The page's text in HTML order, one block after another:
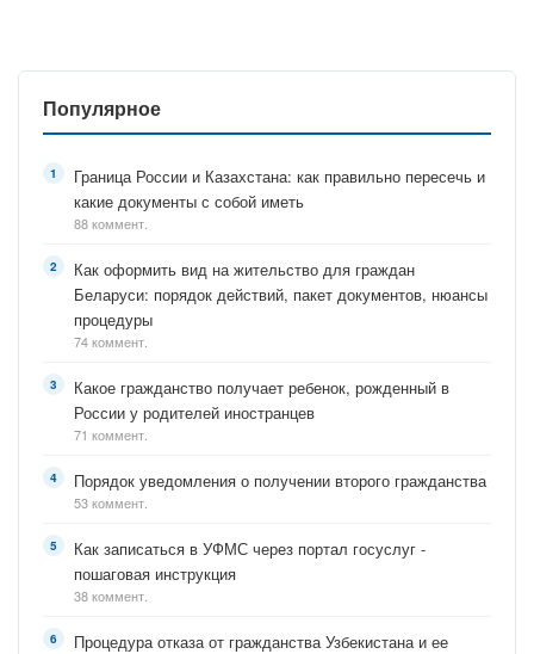
Популярное
Граница России и Казахстана: как правильно пересечь и
какие документы с собой иметь
88 коммент.
Как оформить вид на жительство для граждан
Беларуси: порядок действий, пакет документов, нюансы
процедуры
74 коммент.
Какое гражданство получает ребенок, рожденный в
России у родителей иностранцев
71 коммент.
Порядок уведомления о получении второго гражданства
53 коммент.
Как записаться в УФМС через портал госуслуг -
пошаговая инструкция
38 коммент.
Процедура отказа от гражданства Узбекистана и ее